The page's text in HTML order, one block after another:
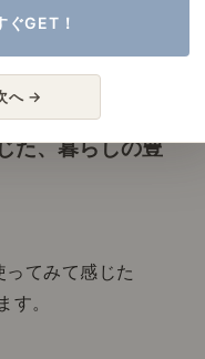
た、暮らしの豊
てみて感じた
す。
ぐGET！
へ →